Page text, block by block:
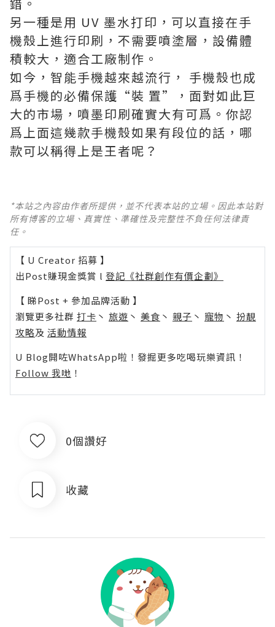
錯。
另一種是用 UV 墨水打印，可以直接在手
機殼上進行印刷，不需要噴塗層，設備體
積較大，適合工廠制作。
如今，智能手機越來越流行， 手機殼也成
爲手機的必備保護“裝 置”，面對如此巨
大的市場，噴墨印刷確實大有可爲。你認
爲上面這幾款手機殼如果有段位的話，哪
款可以稱得上是王者呢？
*本站之內容由作者所提供，並不代表本站的立場。因此本站對
所有博客的立場、真實性、準確性及完整性不負任何法律責
任。
【 U Creator 招募 】
出Post賺現金獎賞 l 登記《社群創作有價企劃》
【 睇Post + 參加品牌活動 】
瀏覽更多社群 打卡 丶 旅遊 丶 美食 丶 親子 丶 寵物 丶 扮靚
攻略及 活動情報
U Blog開咗WhatsApp啦！發掘更多吃喝玩樂資訊！
Follow 我哋 ！
0個讚好
收藏